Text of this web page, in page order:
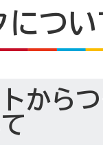
につい
から